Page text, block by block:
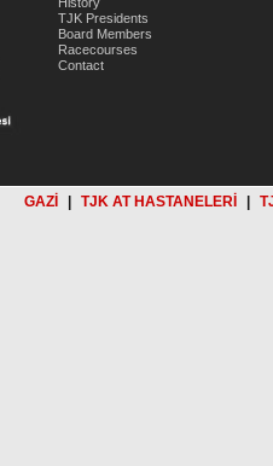
TJK Presidents
Board Members
Racecourses
Contact
GAZİ TJK AT HASTANELERİ